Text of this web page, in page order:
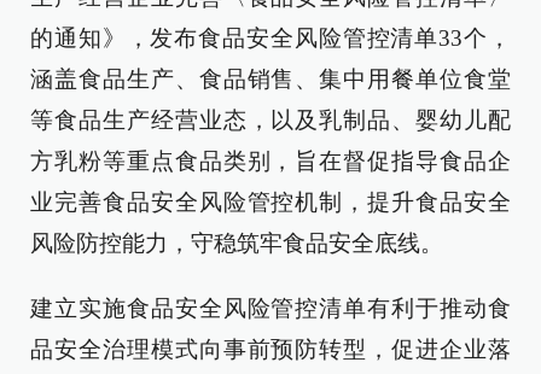
的通知》，发布食品安全风险管控清单33个，
涵盖食品生产、食品销售、集中用餐单位食堂
等食品生产经营业态，以及乳制品、婴幼儿配
方乳粉等重点食品类别，旨在督促指导食品企
业完善食品安全风险管控机制，提升食品安全
风险防控能力，守稳筑牢食品安全底线。
建立实施食品安全风险管控清单有利于推动食
品安全治理模式向事前预防转型，促进企业落